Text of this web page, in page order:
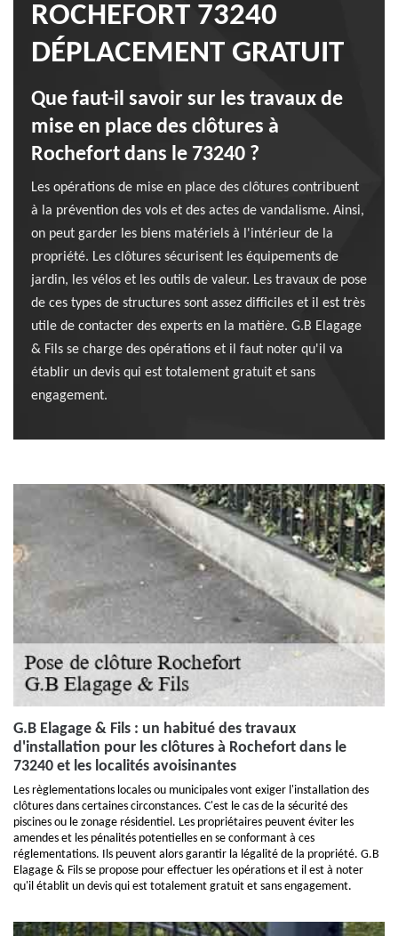
ROCHEFORT 73240
DÉPLACEMENT GRATUIT
Que faut-il savoir sur les travaux de
mise en place des clôtures à
Rochefort dans le 73240 ?
Les opérations de mise en place des clôtures contribuent
à la prévention des vols et des actes de vandalisme. Ainsi,
on peut garder les biens matériels à l'intérieur de la
propriété. Les clôtures sécurisent les équipements de
jardin, les vélos et les outils de valeur. Les travaux de pose
de ces types de structures sont assez difficiles et il est très
utile de contacter des experts en la matière. G.B Elagage
& Fils se charge des opérations et il faut noter qu'il va
établir un devis qui est totalement gratuit et sans
engagement.
G.B Elagage & Fils : un habitué des travaux
d'installation pour les clôtures à Rochefort dans le
73240 et les localités avoisinantes
Les règlementations locales ou municipales vont exiger l'installation des
clôtures dans certaines circonstances. C'est le cas de la sécurité des
piscines ou le zonage résidentiel. Les propriétaires peuvent éviter les
amendes et les pénalités potentielles en se conformant à ces
réglementations. Ils peuvent alors garantir la légalité de la propriété. G.B
Elagage & Fils se propose pour effectuer les opérations et il est à noter
qu'il établit un devis qui est totalement gratuit et sans engagement.